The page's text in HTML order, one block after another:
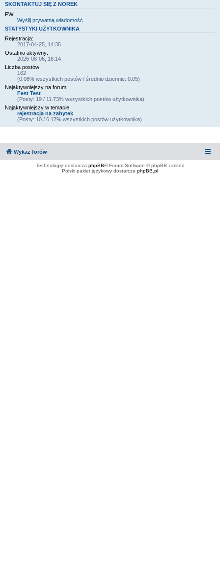
SKONTAKTUJ SIĘ Z NOREK
PW:
Wyślij prywatną wiadomość
STATYSTYKI UŻYTKOWNIKA
Rejestracja:
2017-04-25, 14:35
Ostatnio aktywny:
2026-08-06, 18:14
Liczba postów:
162
(0.08% wszystkich postów / średnio dziennie: 0.05)
Najaktywniejszy na forum:
Fest Test
(Posty: 19 / 11.73% wszystkich postów użytkownika)
Najaktywniejszy w temacie:
rejestracja na zabytek
(Posty: 10 / 6.17% wszystkich postów użytkownika)
Wykaz forów
Technologię dostarcza phpBB® Forum Software © phpBB Limited
Polski pakiet językowy dostarcza phpBB.pl